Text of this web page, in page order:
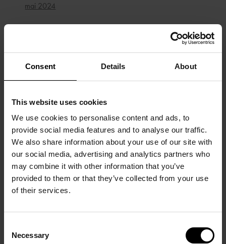
Consent Details About
This website uses cookies
We use cookies to personalise content and ads, to
provide social media features and to analyse our traffic.
We also share information about your use of our site with
our social media, advertising and analytics partners who
may combine it with other information that you’ve
provided to them or that they’ve collected from your use
of their services.
Selection
Necessary
mai 2024
TEFAF MAASTRICHT 2024
Liberalis - 13
Mars 2024